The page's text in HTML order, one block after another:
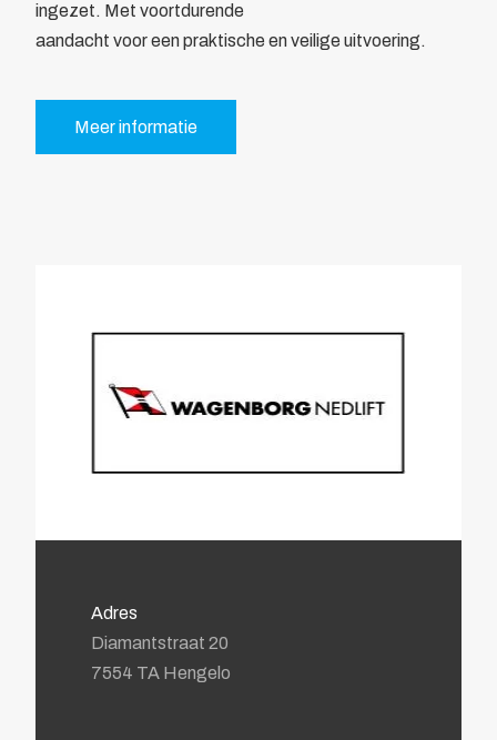
ingezet. Met voortdurende
aandacht voor een praktische en veilige uitvoering.
Meer informatie
Adres
Diamantstraat 20
7554 TA Hengelo